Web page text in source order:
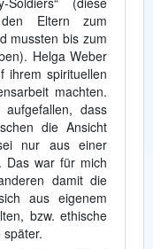
Eltern zum
mussten bis zum
Helga Weber
ihrem spirituellen
machten.
dass
die Ansicht
nur aus einer
Das war für mich
damit die
aus eigenem
bzw. ethische